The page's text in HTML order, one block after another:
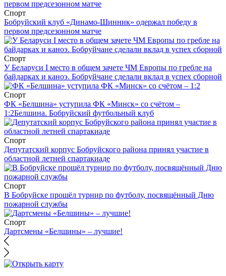
Спорт
Бобруйский клуб «Динамо-Шинник» одержал победу в
первом предсезонном матче
Спорт
У Беларуси I место в общем зачете ЧМ Европы по гребле на
байдарках и каноэ. Бобруйчане сделали вклад в успех сборной
Спорт
ФК «Белшина» уступила ФК «Минск» со счётом –
1:2Белшина. Бобруйский футбольный клуб
Спорт
Депутатский корпус Бобруйского района принял участие в
областной летней спартакиаде
Спорт
В Бобруйске прошёл турнир по футболу, посвящённый Дню
пожарной службы
Спорт
Дартсмены «Белшины» – лучшие!